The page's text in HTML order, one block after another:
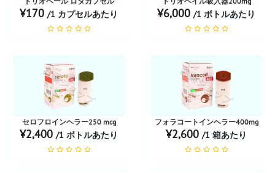
¥170 /1 カプセルあたり ¥6,000 /1 ボトルあたり
お薬ショップ
セロフロインヘラー250 mcg
¥2,400 /1 ボトルあたり
お薬ショップ
フォラコートインヘラー400mg
¥2,600 /1 箱あたり